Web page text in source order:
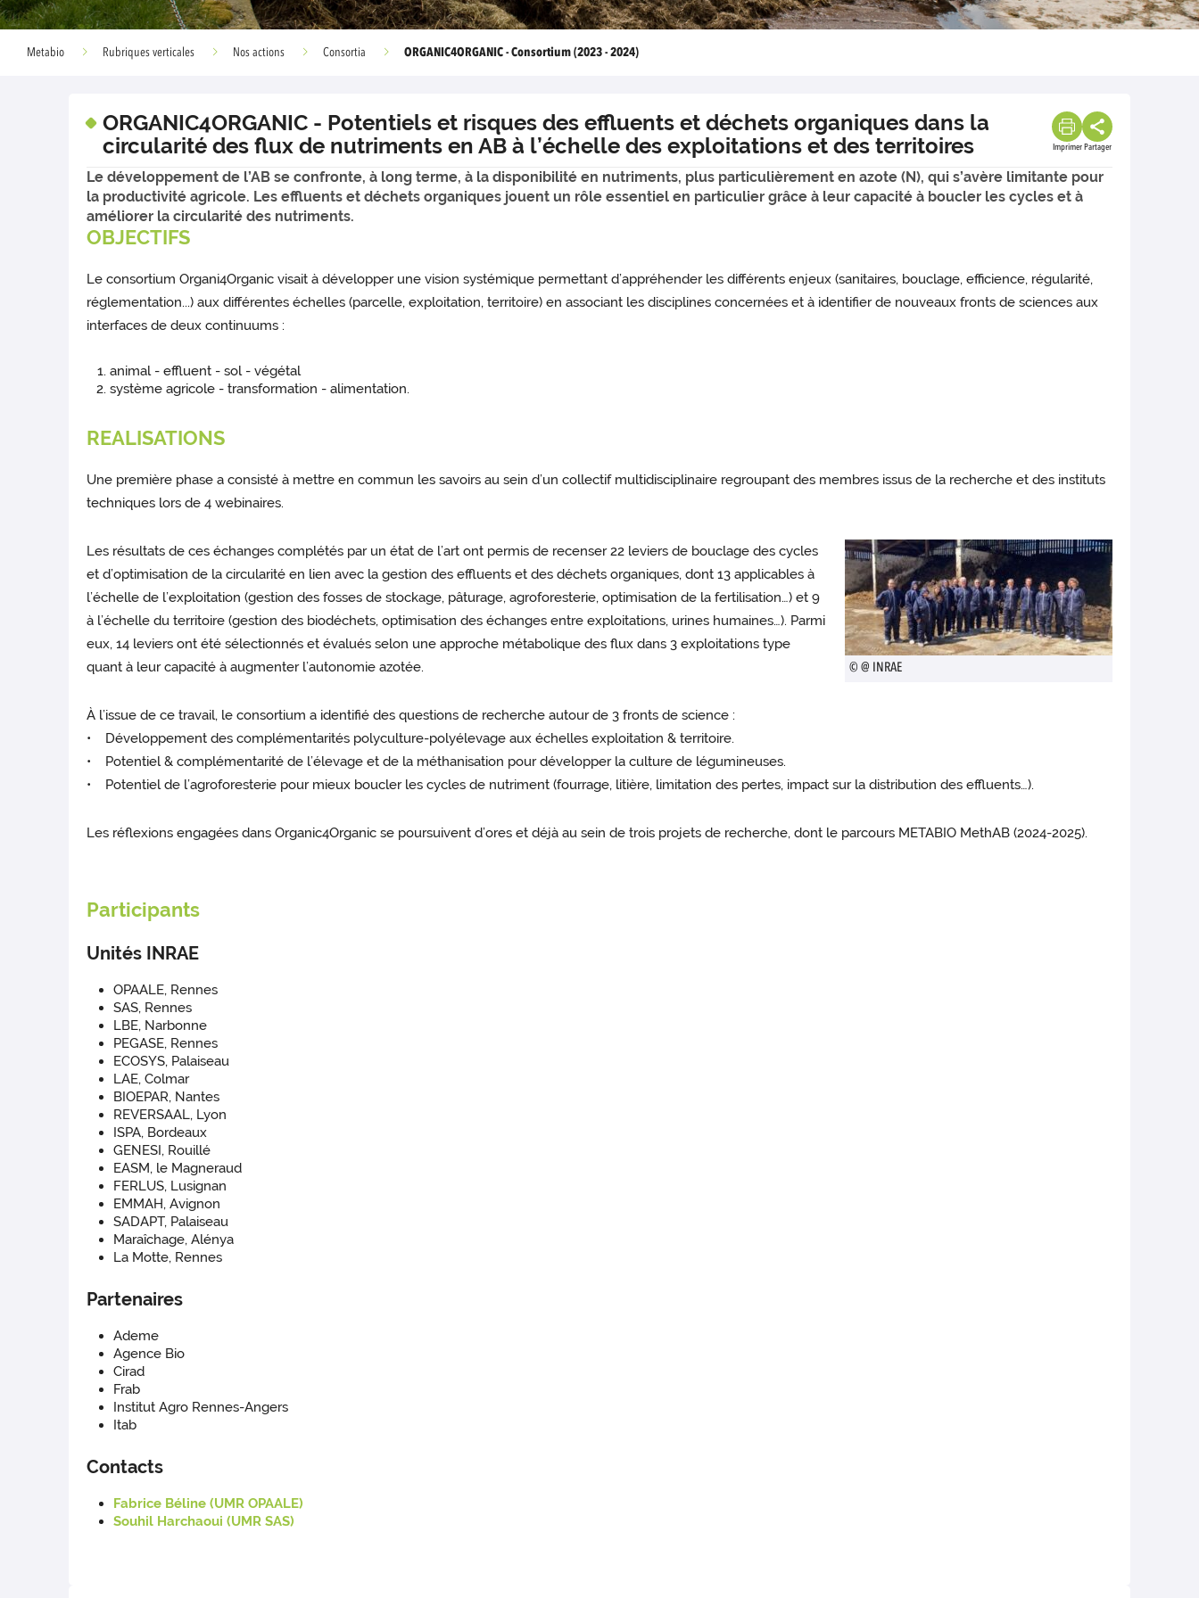
Metabio Rubriques verticales Nos actions Consortia ORGANIC4ORGANIC - Consortium (2023 - 2024)
ORGANIC4ORGANIC - Potentiels et risques des effluents et déchets organiques dans la
circularité des flux de nutriments en AB à l’échelle des exploitations et des territoires
Imprimer Partager
Le développement de l’AB se confronte, à long terme, à la disponibilité en nutriments, plus particulièrement en azote (N), qui s’avère limitante pour
la productivité agricole. Les effluents et déchets organiques jouent un rôle essentiel en particulier grâce à leur capacité à boucler les cycles et à
améliorer la circularité des nutriments.
OBJECTIFS
Le consortium Organi4Organic visait à développer une vision systémique permettant d’appréhender les différents enjeux (sanitaires, bouclage, efficience, régularité,
réglementation...) aux différentes échelles (parcelle, exploitation, territoire) en associant les disciplines concernées et à identifier de nouveaux fronts de sciences aux
interfaces de deux continuums :
animal - effluent - sol - végétal
système agricole - transformation - alimentation.
REALISATIONS
Une première phase a consisté à mettre en commun les savoirs au sein d’un collectif multidisciplinaire regroupant des membres issus de la recherche et des instituts
techniques lors de 4 webinaires.
© @ INRAE
Les résultats de ces échanges complétés par un état de l’art ont permis de recenser 22 leviers de bouclage des cycles
et d’optimisation de la circularité en lien avec la gestion des effluents et des déchets organiques, dont 13 applicables à
l’échelle de l’exploitation (gestion des fosses de stockage, pâturage, agroforesterie, optimisation de la fertilisation…) et 9
à l’échelle du territoire (gestion des biodéchets, optimisation des échanges entre exploitations, urines humaines…). Parmi
eux, 14 leviers ont été sélectionnés et évalués selon une approche métabolique des flux dans 3 exploitations type
quant à leur capacité à augmenter l’autonomie azotée.
À l’issue de ce travail, le consortium a identifié des questions de recherche autour de 3 fronts de science :
• Développement des complémentarités polyculture-polyélevage aux échelles exploitation & territoire.
• Potentiel & complémentarité de l’élevage et de la méthanisation pour développer la culture de légumineuses.
• Potentiel de l’agroforesterie pour mieux boucler les cycles de nutriment (fourrage, litière, limitation des pertes, impact sur la distribution des effluents…).
Les réflexions engagées dans Organic4Organic se poursuivent d’ores et déjà au sein de trois projets de recherche, dont le parcours METABIO MethAB (2024-2025).
Participants
Unités INRAE
OPAALE, Rennes
SAS, Rennes
LBE, Narbonne
PEGASE, Rennes
ECOSYS, Palaiseau
LAE, Colmar
BIOEPAR, Nantes
REVERSAAL, Lyon
ISPA, Bordeaux
GENESI, Rouillé
EASM, le Magneraud
FERLUS, Lusignan
EMMAH, Avignon
SADAPT, Palaiseau
Maraîchage, Alénya
La Motte, Rennes
Partenaires
Ademe
Agence Bio
Cirad
Frab
Institut Agro Rennes-Angers
Itab
Contacts
Fabrice Béline (UMR OPAALE)
Souhil Harchaoui (UMR SAS)